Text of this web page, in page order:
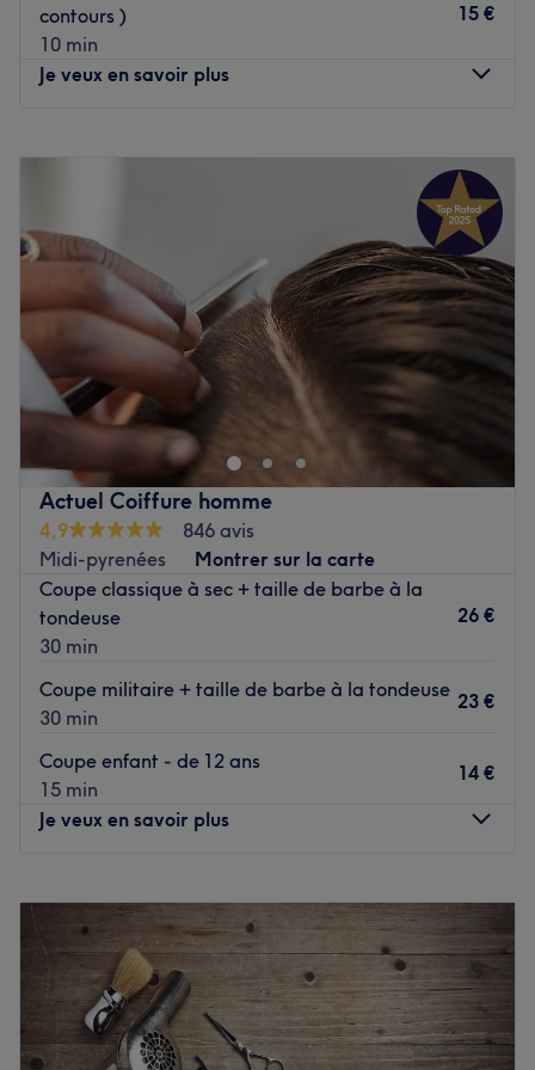
contours )
10 min
15 €
Je veux en savoir plus
20:00
20:00
–20:00
Vendredi
11:00–20:00
Samedi
11:00–20:00
Dimanche
11:00–20:00
Barber Avenue est un barbershop installé dans le 13ᵉ
arrondissement de Paris, à seulement quelques pas de la
station de métro Maison Blanche. Ambiance conviviale,
cadre chaleureux et bonne humeur n'attendent plus que
vous ! Hamza et son équipe vous reçoivent avec le sourire
et mettent à votre service tout son savoir-faire. Pour un
changement de look, Barber Avenue est l'adresse idéale !
Transport public le plus proche :
À seulement quelques pas de la station de métro Maison
Blanche.
L’équipe :
Une équipe de barbiers professionnelle et bienveillante,
vous accueille dans ce salon.
Nos coups de cœur :
L’atmosphère : Amicale et décontractée.
Voir le salon
Actuel Coiffure homme
4,9
846 avis
Midi-pyrenées
Montrer sur la carte
Coupe classique à sec + taille de barbe à la
tondeuse
30 min
26 €
Coupe militaire + taille de barbe à la tondeuse
30 min
23 €
Coupe enfant - de 12 ans
15 min
14 €
Je veux en savoir plus
09:00–
Mercredi
09:00
Jeudi
09:00–
Vendredi
08:00
19:00
Samedi
07:30–15:00
Dimanche
Fermé